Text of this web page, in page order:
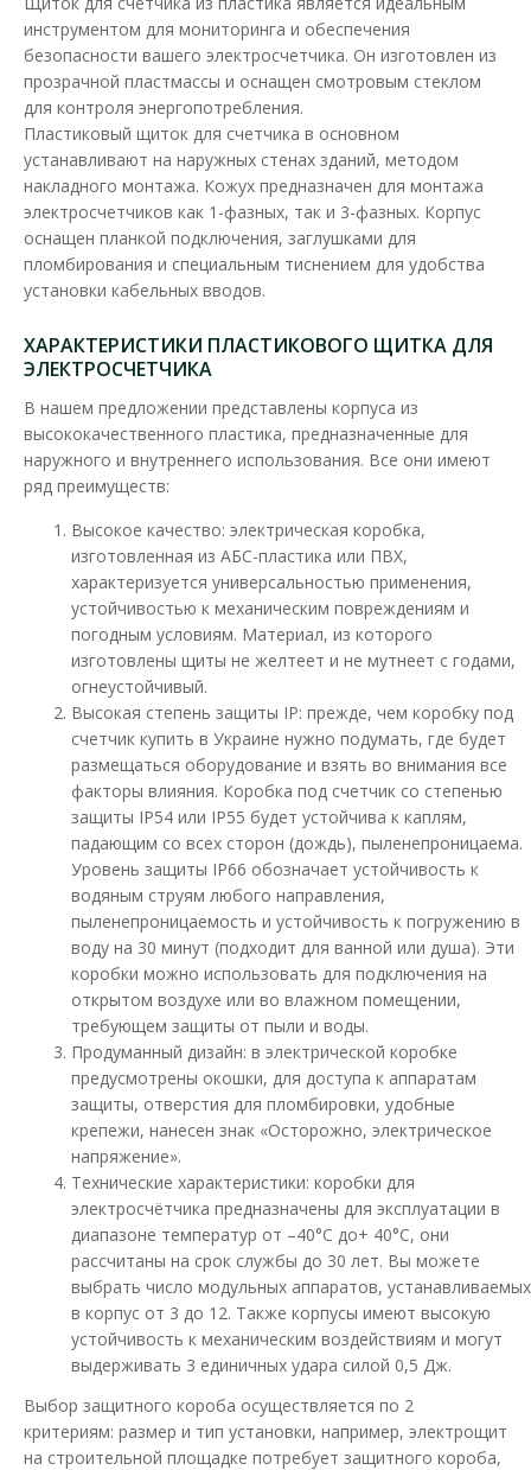
Коробка под однофазный счетчик КДЕ-2 (глубокая)
Доступность: В наличии
электрической энергии, а также защитной ап..
456.72 грн
В сравнения
В закладки
Коробка под однофазный счетчик КДЕ-2
ударопрочная синяя (глубокая)
Доступность: В наличии
Kоробка для счетчика предназначена для монтажа счетчика
электрической энергии, а также защитной аппа..
инструментом для мониторинга и обеспечения
безопасности вашего электросчетчика. Он изготовлен из
прозрачной пластмассы и оснащен смотровым стеклом
для контроля энергопотребления.
Пластиковый щиток для счетчика в основном
устанавливают на наружных стенах зданий, методом
накладного монтажа. Кожух предназначен для монтажа
электросчетчиков как 1-фазных, так и 3-фазных. Корпус
оснащен планкой подключения, заглушками для
пломбирования и специальным тиснением для удобства
установки кабельных вводов.
ХАРАКТЕРИСТИКИ ПЛАСТИКОВОГО ЩИТКА ДЛЯ
ЭЛЕКТРОСЧЕТЧИКА
В нашем предложении представлены корпуса из
высококачественного пластика, предназначенные для
наружного и внутреннего использования. Все они имеют
ряд преимуществ:
Высокое качество: электрическая коробка,
изготовленная из АБС-пластика или ПВХ,
характеризуется универсальностью применения,
устойчивостью к механическим повреждениям и
погодным условиям. Материал, из которого
изготовлены щиты не желтеет и не мутнеет с годами,
огнеустойчивый.
Высокая степень защиты IР: прежде, чем коробку под
счетчик купить в Украине нужно подумать, где будет
размещаться оборудование и взять во внимания все
факторы влияния. Коробка под счетчик со степенью
защиты IP54 или IP55 будет устойчива к каплям,
падающим со всех сторон (дождь), пыленепроницаема.
Уровень защиты IP66 обозначает устойчивость к
водяным струям любого направления,
пыленепроницаемость и устойчивость к погружению в
воду на 30 минут (подходит для ванной или душа). Эти
коробки можно использовать для подключения на
открытом воздухе или во влажном помещении,
требующем защиты от пыли и воды.
Продуманный дизайн: в электрической коробке
предусмотрены окошки, для доступа к аппаратам
защиты, отверстия для пломбировки, удобные
крепежи, нанесен знак «Осторожно, электрическое
напряжение».
Технические характеристики: коробки для
электросчётчика предназначены для эксплуатации в
диапазоне температур от –40°С до+ 40°С, они
рассчитаны на срок службы до 30 лет. Вы можете
выбрать число модульных аппаратов, устанавливаемых
в корпус от 3 до 12. Также корпусы имеют высокую
устойчивость к механическим воздействиям и могут
выдерживать 3 единичных удара силой 0,5 Дж.
Выбор защитного короба осуществляется по 2
критериям: размер и тип установки, например, электрощит
на строительной площадке потребует защитного короба,